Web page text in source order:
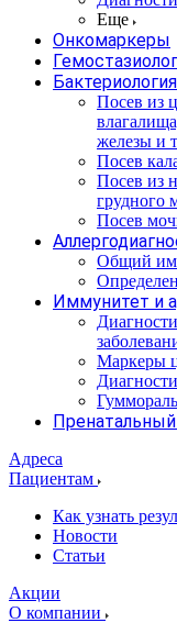
Еще
Онкомаркеры
Бактериология
Посев из
железы и
Посев
Посев из
грудного
Посев
Общий
Иммунитет и
Маркеры
Адреса
Пациентам
Как узнать
Новости
Статьи
Акции
О компании